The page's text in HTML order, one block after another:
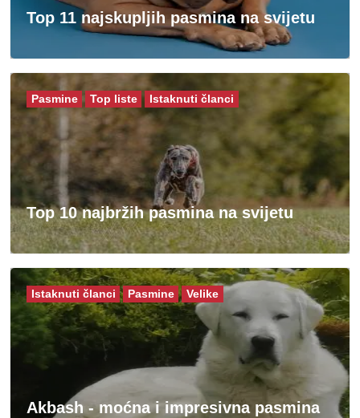
Top 11 najskupljih pasmina na svijetu
Top 10 najbržih pasmina na svijetu
Pasmine Top liste Istaknuti članci
Akbash - moćna i impresivna pasmina
Istaknuti članci Pasmine Velike